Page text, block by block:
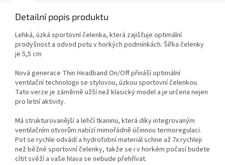
Detailní popis produktu
Lehká, úzká sportovní čelenka, která zajišťuje optimální
prodyšnost a odvod potu v horkých podmínkách. Šířka čelenky
je 5,5 cm
Nová generace Thin Headband On/Off přináší optimální
ventilační technologii se stylovou, úzkou sportovní čelenkou.
Tato verze je záměrně užší než klasický model a je určena nejen
pro letní aktivity.
Má strukturovanější a lehčí tkaninu, která díky integrovaným
ventilačním otvorům nabízí mimořádně účinnou termoregulaci.
Pot se rychle odvádí a hydrofobní materiál schne až 7x rychleji
než běžné sportovní čelenky, takže se i v horkém počasí budete
cítit svěží a vaše hlava se nebude přehřívat.